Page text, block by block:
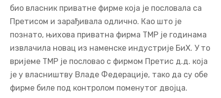
био власник приватне фирме која је пословала са
Претисом и зарађивала одлично. Као што је
познато, њихова приватна фирма ТМР је годинама
извлачила новац из наменске индустрије БиХ. У то
вријеме ТМР је пословао с фирмом Претис д.д. која
је у власништву Владе Федерације, тако да су обе
фирме биле под контролом поменутог двојца.